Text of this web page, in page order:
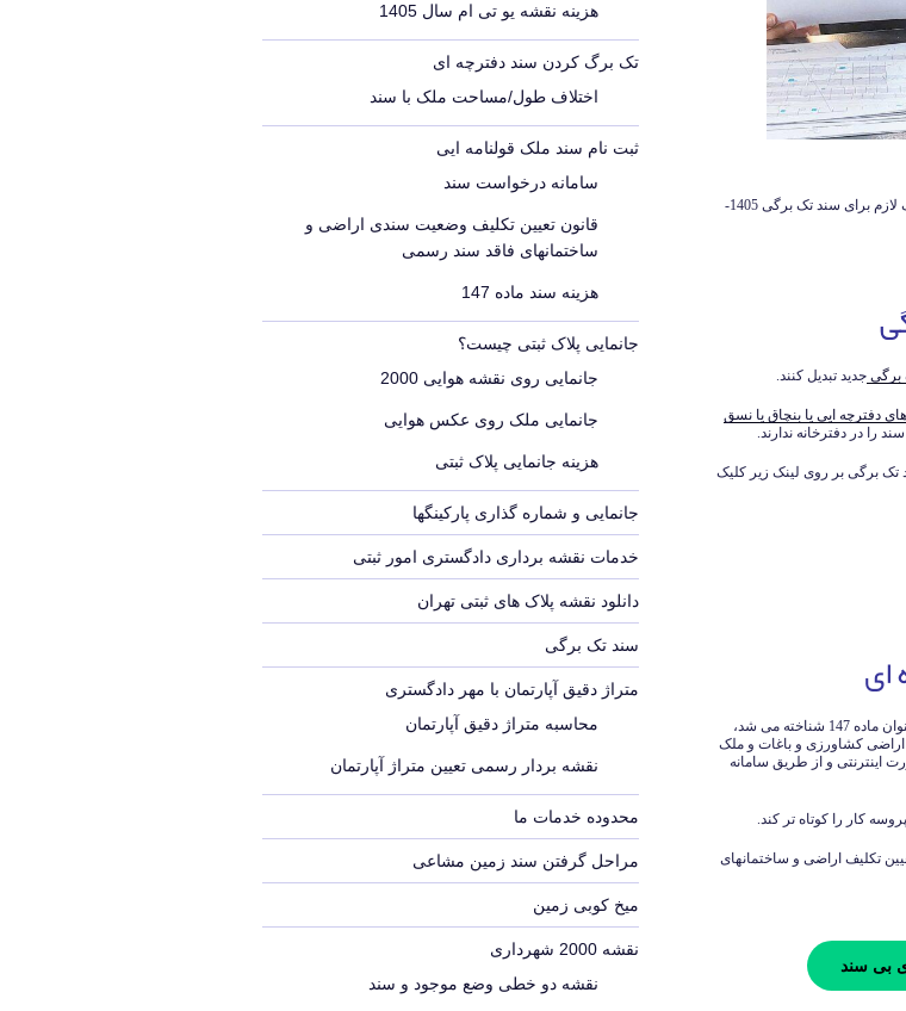
هزینه صدور سند تک برگی 1405-هزینه نقشه کاداستری سند تک برگی-مدارک لازم برای سند تک برگی 1405-
برگی جدید تبدیل کنند.
دفترچه ایی یا بنچاق یا نسق
را در دفترخانه ندارند.
تک برگی بر روی لینک زیر کلیک
ای
قانون تعیین تکلیف اراضی و ساختمانهای فاقد سند رسمی که درگذشته به عنوان ماده 147 شناخته می شد،
کشاورزی و باغات و ملک
اینترنتی و از طریق سامانه
کار را کوتاه تر کند.
تکلیف اراضی و ساختمانهای
بی سند
هزینه نقشه یو تی ام سال 1405
تک برگ کردن سند دفترچه ای
اختلاف طول/مساحت ملک با سند
ثبت نام سند ملک قولنامه ایی
سامانه درخواست سند
قانون تعیین تکلیف وضعیت سندی اراضی و
ساختمانهای فاقد سند رسمی
هزینه سند ماده 147
جانمایی پلاک ثبتی چیست؟
جانمایی روی نقشه هوایی 2000
جانمایی ملک روی عکس هوایی
هزینه جانمایی پلاک ثبتی
جانمایی و شماره گذاری پارکینگها
خدمات نقشه برداری دادگستری امور ثبتی
دانلود نقشه پلاک های ثبتی تهران
سند تک برگی
متراژ دقیق آپارتمان با مهر دادگستری
محاسبه متراژ دقیق آپارتمان
نقشه بردار رسمی تعیین متراژ آپارتمان
محدوده خدمات ما
مراحل گرفتن سند زمین مشاعی
میخ کوبی زمین
نقشه 2000 شهرداری
نقشه دو خطی وضع موجود و سند